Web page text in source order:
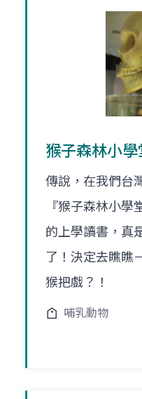
猴子森林小學
傳說，在我們台
『猴子森林小
的上學讀書，真
了！決定去瞧瞧
猴把戲？！
哺乳動物